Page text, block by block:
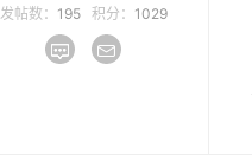
发帖数： 195 积分： 1029